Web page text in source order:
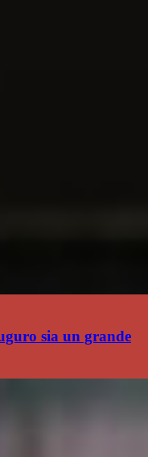
sia un grande